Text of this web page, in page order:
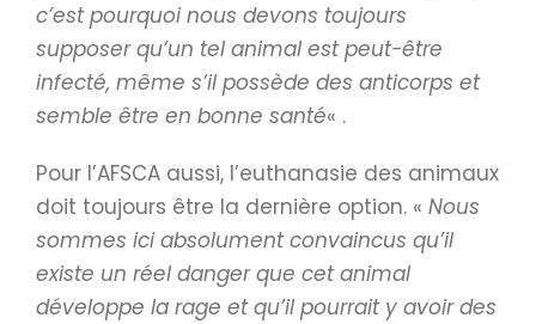
c’est pourquoi nous devons toujours
supposer qu’un tel animal est peut-être
infecté, même s’il possède des anticorps et
semble être en bonne santé« .
Pour l’AFSCA aussi, l’euthanasie des animaux
doit toujours être la dernière option. « Nous
sommes ici absolument convaincus qu’il
existe un réel danger que cet animal
développe la rage et qu’il pourrait y avoir des